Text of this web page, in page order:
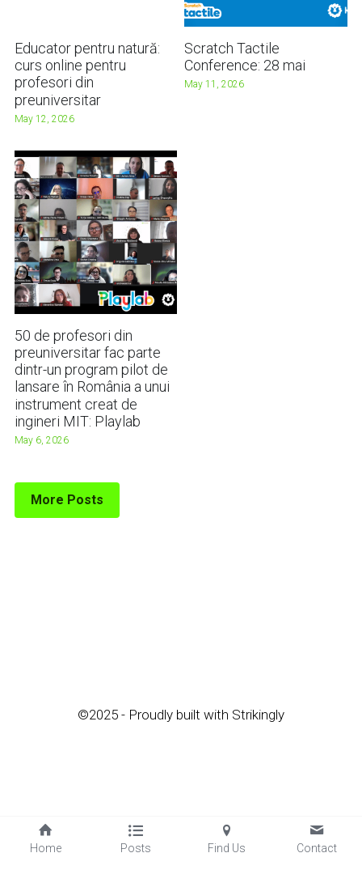
Educator pentru natură:
curs online pentru
profesori din
preuniversitar
May 12, 2026
Scratch Tactile
Conference: 28 mai
May 11, 2026
50 de profesori din
preuniversitar fac parte
dintr-un program pilot de
lansare în România a unui
instrument creat de
ingineri MIT: Playlab
May 6, 2026
More Posts
©2025 - Proudly built with Strikingly
Home Posts Find Us Contact